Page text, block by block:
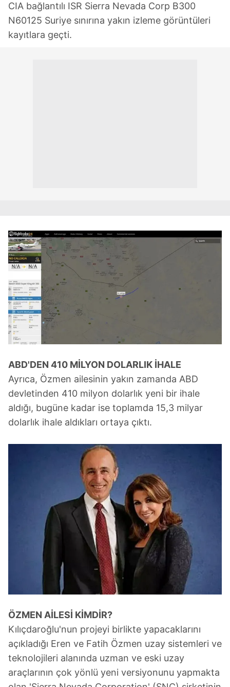
CIA bağlantılı ISR Sierra Nevada Corp B300
N60125 Suriye sınırına yakın izleme görüntüleri
kayıtlara geçti.
ABD'DEN 410 MİLYON DOLARLIK İHALE
Ayrıca, Özmen ailesinin yakın zamanda ABD
devletinden 410 milyon dolarlık yeni bir ihale
aldığı, bugüne kadar ise toplamda 15,3 milyar
dolarlık ihale aldıkları ortaya çıktı.
ÖZMEN AİLESİ KİMDİR?
Kılıçdaroğlu'nun projeyi birlikte yapacaklarını
açıkladığı Eren ve Fatih Özmen uzay sistemleri ve
teknolojileri alanında uzman ve eski uzay
araçlarının çok yönlü yeni versiyonunu yapmakta